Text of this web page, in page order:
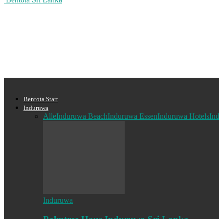
Bentota Start
Induruwa
AlleInduruwa BeachInduruwa EssenInduruwa Hotels
Induruwa